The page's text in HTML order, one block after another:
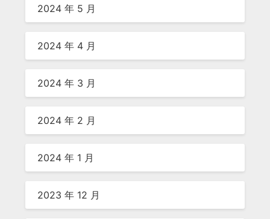
2024 年 5 月
2024 年 4 月
2024 年 3 月
2024 年 2 月
2024 年 1 月
2023 年 12 月